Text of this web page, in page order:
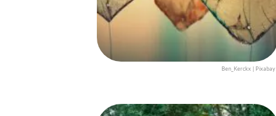
Ben_Kerckx | Pixabay